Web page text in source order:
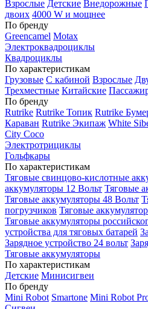
Взрослые Детские Внедорожные
двоих 4000 W и мощнее
По бренду
Greencamel Motax
Электроквадроциклы
Квадроциклы
По характеристикам
Грузовые С кабиной Взрослые
Трехместные Китайские
По бренду
Rutrike Rutrike Топик Rutrike
Караван Rutrike Экипаж White
City Coco
Электротрициклы
Гольфкары
По характеристикам
Тяговые свинцово-кислотные
аккумуляторы 12 Вольт Тяговые
Тяговые аккумуляторы 48 Вольт
погрузчиков Тяговые
Тяговые аккумуляторы
устройства для тяговых батарей
Зарядное устройство 24 вольт
Тяговые аккумуляторы
По характеристикам
Детские Минисигвеи
По бренду
Mini Robot Smartone Mini Robot